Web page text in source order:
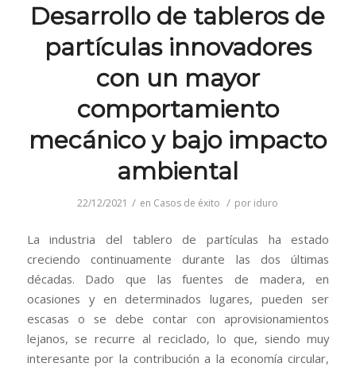
Desarrollo de tableros de
partículas innovadores
con un mayor
comportamiento
mecánico y bajo impacto
ambiental
22/12/2021 / en Casos de éxito / por iduro
La industria del tablero de partículas ha estado
creciendo continuamente durante las dos últimas
décadas. Dado que las fuentes de madera, en
ocasiones y en determinados lugares, pueden ser
escasas o se debe contar con aprovisionamientos
lejanos, se recurre al reciclado, lo que, siendo muy
interesante por la contribución a la economía circular,